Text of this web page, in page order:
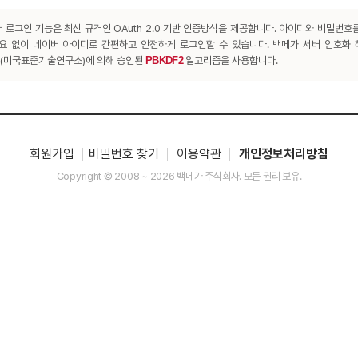
로그인 기능은 최신 규격인 OAuth 2.0 기반 인증방식을 제공합니다. 아이디와 비밀번호
없이 네이버 아이디로 간편하고 안전하게 로그인할 수 있습니다. 백메가 서버 암호화
국표준기술연구소)에 의해 승인된 PBKDF2알고리즘을 사용합니다.
회원가입 비밀번호 찾기 이용약관 개인정보처리방침
Copyright © 2008 ~ 2026 백메가 주식회사. 모든 권리 보유.